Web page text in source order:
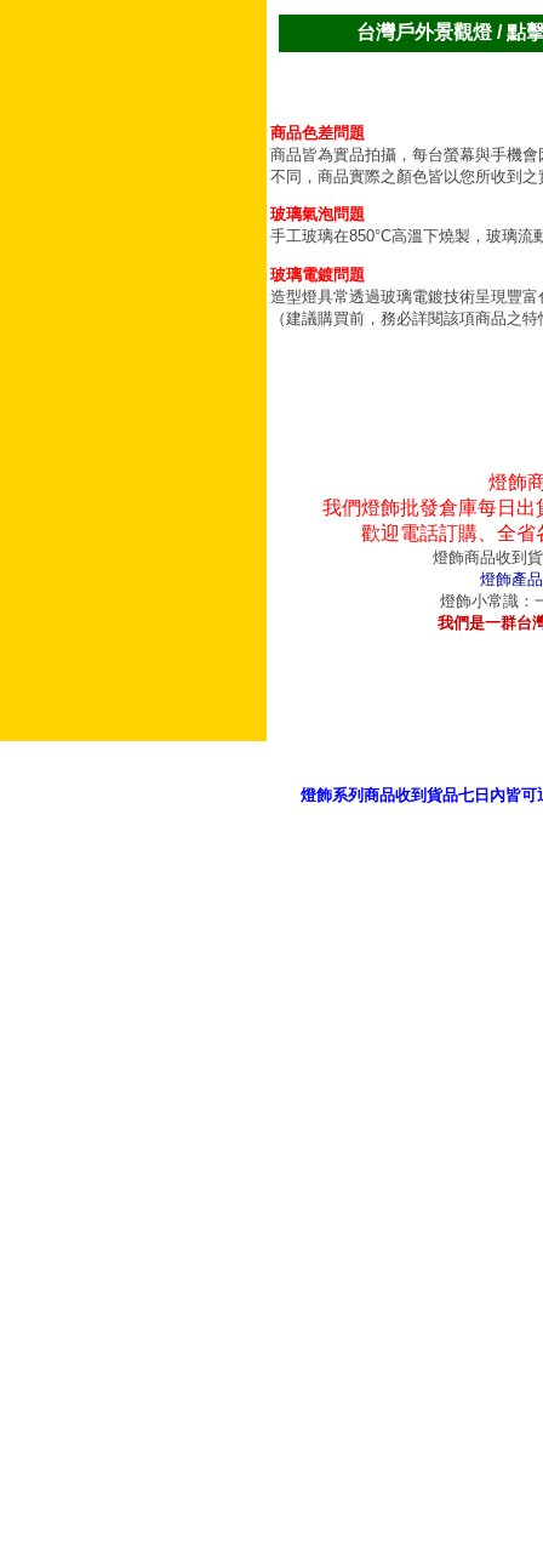
台灣戶外景觀燈 / 點
商品色差問題
商品皆為實品拍攝，每台螢幕與手機
不同，商品實際之顏色皆以您所收到之
玻璃氣泡問題
手工玻璃在850°C高溫下燒製，玻璃
玻璃電鍍問題
造型燈具常透過玻璃電鍍技術呈現豐
（建議購買前，務必詳閱該項商品之
燈飾
我們燈飾批發倉庫每日
歡迎電話訂購、全
燈飾商品收到
燈飾產
燈飾小常識：
我們是一群台
燈飾系列商品收到貨品七日內皆